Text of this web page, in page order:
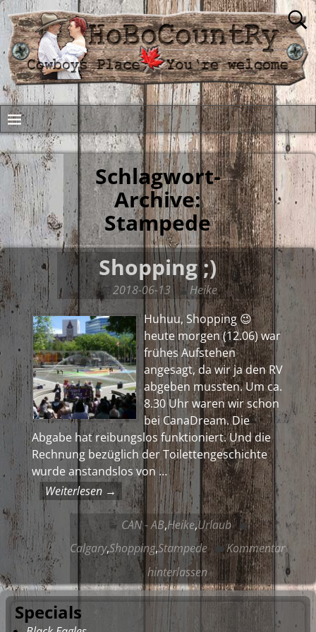
Schlagwort-
Archive:
Stampede
Shopping ;)
2018-06-13
Heike
Huhuu, Shopping 😉
heute morgen (12.06) war
frühes Aufstehen
angesagt, da wir ja den RV
abgeben mussten. Um ca.
8.30 Uhr waren wir schon
bei CanaDream. Die
Abgabe hat reibungslos funktioniert. Und die
Rechnung bezüglich der Toilettengeschichte
wurde anstandslos von…
Weiterlesen →
CAN - AB,Heike,Urlaub
Calgary,Shopping,Stampede
Kommentar
hinterlassen
Specials